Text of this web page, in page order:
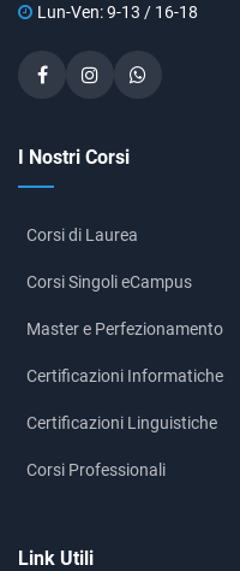
Lun-Ven: 9-13 / 16-18
I Nostri Corsi
Corsi di Laurea
Corsi Singoli eCampus
Master e Perfezionamento
Certificazioni Informatiche
Certificazioni Linguistiche
Corsi Professionali
Link Utili